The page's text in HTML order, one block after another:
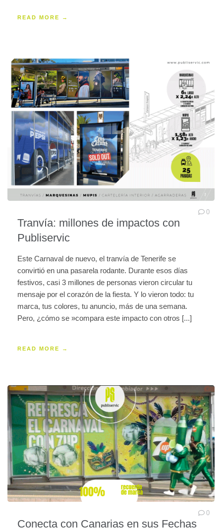
READ MORE →
Tranvía: millones de impactos con
Publiservic
0
Este Carnaval de nuevo, el tranvía de Tenerife se
convirtió en una pasarela rodante. Durante esos días
festivos, casi 3 millones de personas vieron circular tu
mensaje por el corazón de la fiesta. Y lo vieron todo: tu
marca, tus colores, tu anuncio, más de una semana.
Pero, ¿cómo se »compara este impacto con otros [...]
READ MORE →
Conecta con Canarias en sus Fechas
0